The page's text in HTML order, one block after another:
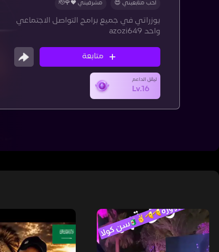
احب متابعيني 😍 مشرفيني ❤️🌹🫡
يوزراتي في جميع برامج التواصل الاجتماعي
واحد azozi649
متابعة
ليڤل الداعم
Lv.16